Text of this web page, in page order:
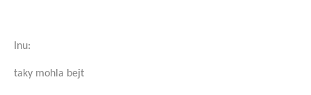
Inu:
taky mohla bejt